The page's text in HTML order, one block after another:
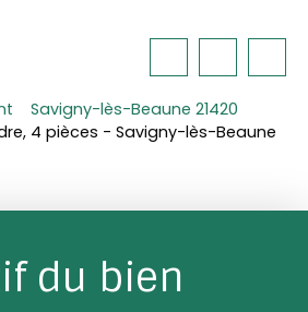
Savigny-lès-Beaune 21420
4 pièces - Savigny-lès-Beaune
du bien